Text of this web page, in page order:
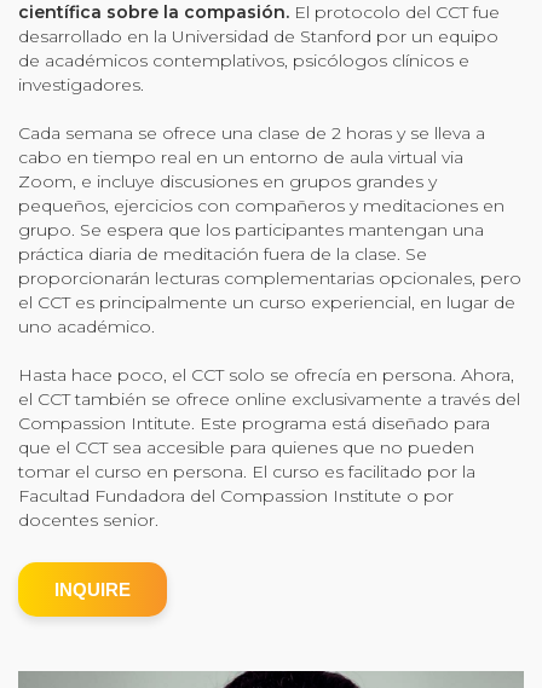
Free Resources
Login
Community Login
Teacher Login
Donate
científica sobre la compasión. El protocolo del CCT fue
desarrollado en la Universidad de Stanford por un equipo
de académicos contemplativos, psicólogos clínicos e
investigadores.
Cada semana se ofrece una clase de 2 horas y se lleva a
cabo en tiempo real en un entorno de aula virtual via
Zoom, e incluye discusiones en grupos grandes y
pequeños, ejercicios con compañeros y meditaciones en
grupo. Se espera que los participantes mantengan una
práctica diaria de meditación fuera de la clase. Se
proporcionarán lecturas complementarias opcionales, pero
el CCT es principalmente un curso experiencial, en lugar de
uno académico.
Hasta hace poco, el CCT solo se ofrecía en persona. Ahora,
el CCT también se ofrece online exclusivamente a través del
Compassion Intitute. Este programa está diseñado para
que el CCT sea accesible para quienes que no pueden
tomar el curso en persona. El curso es facilitado por la
Facultad Fundadora del Compassion Institute o por
docentes senior.
INQUIRE